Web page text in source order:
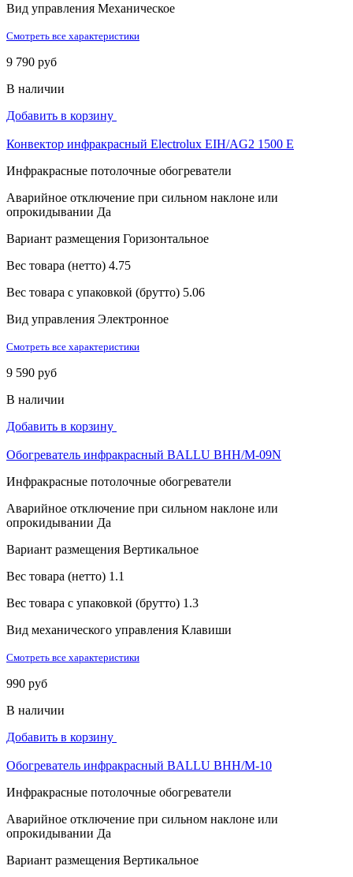
Вид управления Механическое
Смотреть все характеристики
9 790 руб
В наличии
Добавить в корзину
Конвектор инфракрасный Electrolux EIH/AG2 1500 E
Инфракрасные потолочные обогреватели
Аварийное отключение при сильном наклоне или
опрокидывании Да
Вариант размещения Горизонтальное
Вес товара (нетто) 4.75
Вес товара с упаковкой (брутто) 5.06
Вид управления Электронное
Смотреть все характеристики
9 590 руб
В наличии
Добавить в корзину
Обогреватель инфракрасный BALLU BHH/M-09N
Инфракрасные потолочные обогреватели
Аварийное отключение при сильном наклоне или
опрокидывании Да
Вариант размещения Вертикальное
Вес товара (нетто) 1.1
Вес товара с упаковкой (брутто) 1.3
Вид механического управления Клавиши
Смотреть все характеристики
990 руб
В наличии
Добавить в корзину
Обогреватель инфракрасный BALLU BHH/M-10
Инфракрасные потолочные обогреватели
Аварийное отключение при сильном наклоне или
опрокидывании Да
Вариант размещения Вертикальное